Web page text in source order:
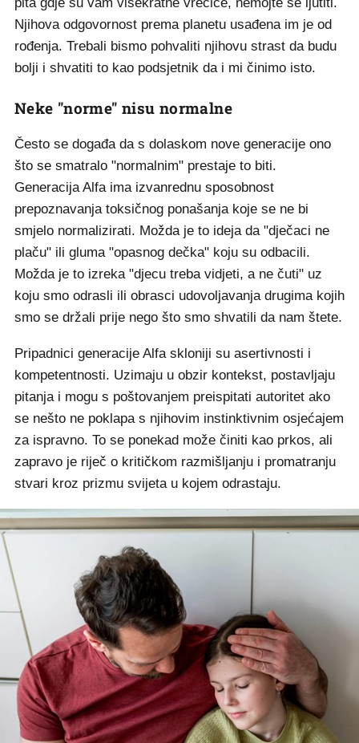
Njihova odgovornost prema planetu usađena im je od
rođenja. Trebali bismo pohvaliti njihovu strast da budu
bolji i shvatiti to kao podsjetnik da i mi činimo isto.
Neke "norme" nisu normalne
Često se događa da s dolaskom nove generacije ono
što se smatralo "normalnim" prestaje to biti.
Generacija Alfa ima izvanrednu sposobnost
prepoznavanja toksičnog ponašanja koje se ne bi
smjelo normalizirati. Možda je to ideja da "dječaci ne
plaču" ili gluma "opasnog dečka" koju su odbacili.
Možda je to izreka "djecu treba vidjeti, a ne čuti" uz
koju smo odrasli ili obrasci udovoljavanja drugima kojih
smo se držali prije nego što smo shvatili da nam štete.
Pripadnici generacije Alfa skloniji su asertivnosti i
kompetentnosti. Uzimaju u obzir kontekst, postavljaju
pitanja i mogu s poštovanjem preispitati autoritet ako
se nešto ne poklapa s njihovim instinktivnim osjećajem
za ispravno. To se ponekad može činiti kao prkos, ali
zapravo je riječ o kritičkom razmišljanju i promatranju
stvari kroz prizmu svijeta u kojem odrastaju.